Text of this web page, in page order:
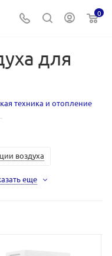
0
для
техника и отопление
воздуха
еще